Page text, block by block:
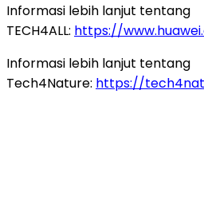
Informasi lebih lanjut tentang
TECH4ALL: https://
Informasi lebih lanjut tentang
Tech4Nature: https://